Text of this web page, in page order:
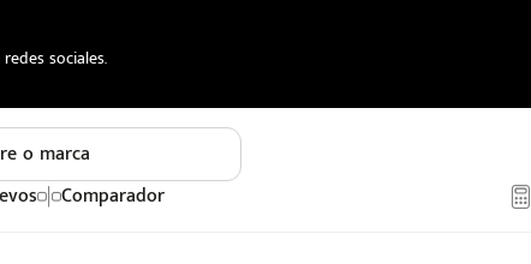
sociales.
o marca
Comparador